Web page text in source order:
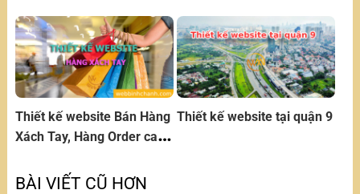
Thiết kế website Bán Hàng
Xách Tay, Hàng Order cao
Thiết kế website tại quận 9
BÀI VIẾT CŨ HƠN